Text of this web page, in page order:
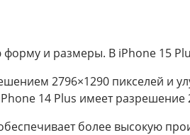
и размеры. В iPhone 15
2796×1290 пикселей и
14 Plus имеет
более высокую